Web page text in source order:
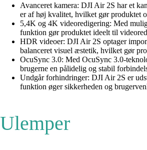
Avanceret kamera: DJI Air 2S har et
er af høj kvalitet, hvilket gør produktet
5,4K og 4K videoredigering: Med
funktion gør produktet ideelt til
HDR videoer: DJI Air 2S optager
balanceret visuel æstetik, hvilket gør
OcuSync 3.0: Med OcuSync 3.0-
brugerne en pålidelig og stabil
Undgår forhindringer: DJI Air 2S er
funktion øger sikkerheden og
Ulemper